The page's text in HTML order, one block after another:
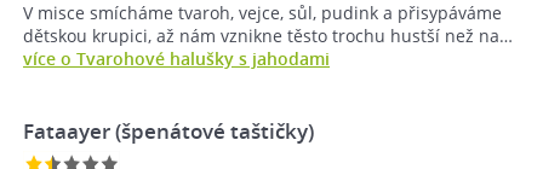
V misce smícháme tvaroh, vejce, sůl, pudink a přisypáváme
dětskou krupici, až nám vznikne těsto trochu hustší než na…
více o Tvarohové halušky s jahodami
Fataayer (špenátové taštičky)